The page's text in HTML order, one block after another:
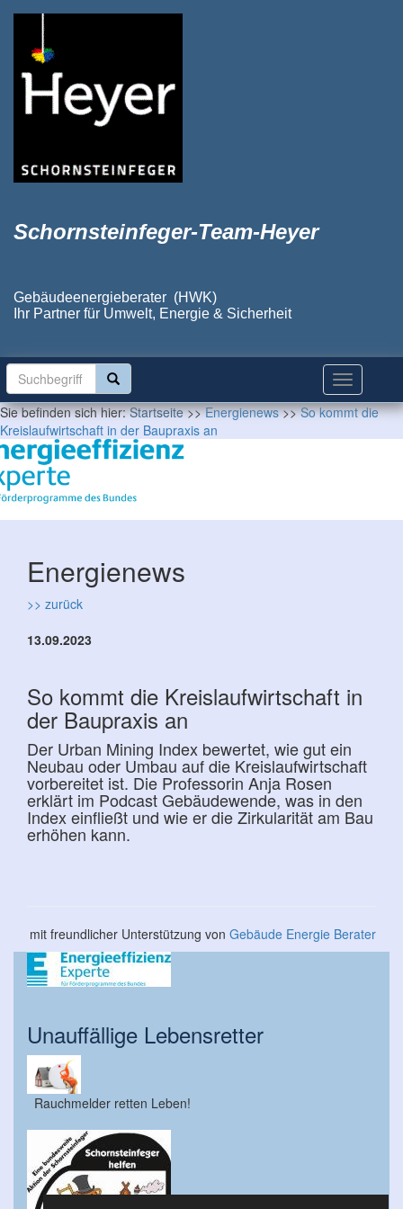
Schornsteinfeger-Team-Heyer
Gebäudeenergieberater (HWK)
Ihr Partner für Umwelt, Energie & Sicherheit
Sie befinden sich hier:Startseite>>Energienews>>So kommt die
Kreislaufwirtschaft in der Baupraxis an
Energienews
>> zurück
13.09.2023
So kommt die Kreislaufwirtschaft in
der Baupraxis an
Der Urban Mining Index bewertet, wie gut ein
Neubau oder Umbau auf die Kreislaufwirtschaft
vorbereitet ist. Die Professorin Anja Rosen
erklärt im Podcast Gebäudewende, was in den
Index einfließt und wie er die Zirkularität am Bau
erhöhen kann.
mit freundlicher Unterstützung von Gebäude Energie Berater
Unauffällige Lebensretter
Rauchmelder retten Leben!